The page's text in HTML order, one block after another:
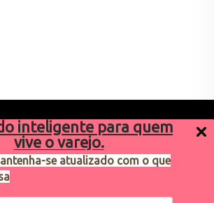
inteligente para quem
vive o varejo.
se atualizado com o que